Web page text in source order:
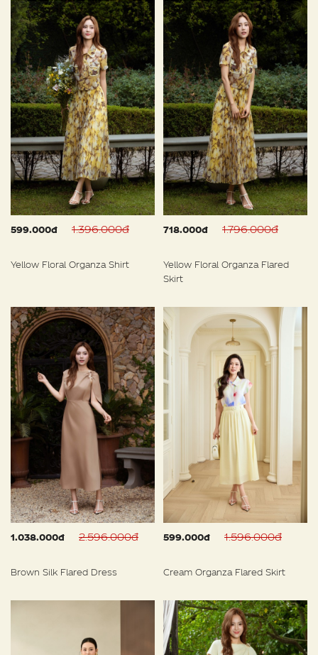
599.000đ 1.396.000đ
Yellow Floral Organza Shirt
718.000đ 1.796.000đ
Yellow Floral Organza Flared
Skirt
1.038.000đ 2.596.000đ
Brown Silk Flared Dress
599.000đ 1.596.000đ
Cream Organza Flared Skirt